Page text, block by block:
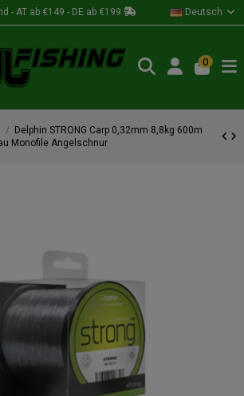
- AT ab €149 - DE ab €199 Deutsch
0
Delphin STRONG Carp 0,32mm 8,8kg 600m
Monofile Angelschnur